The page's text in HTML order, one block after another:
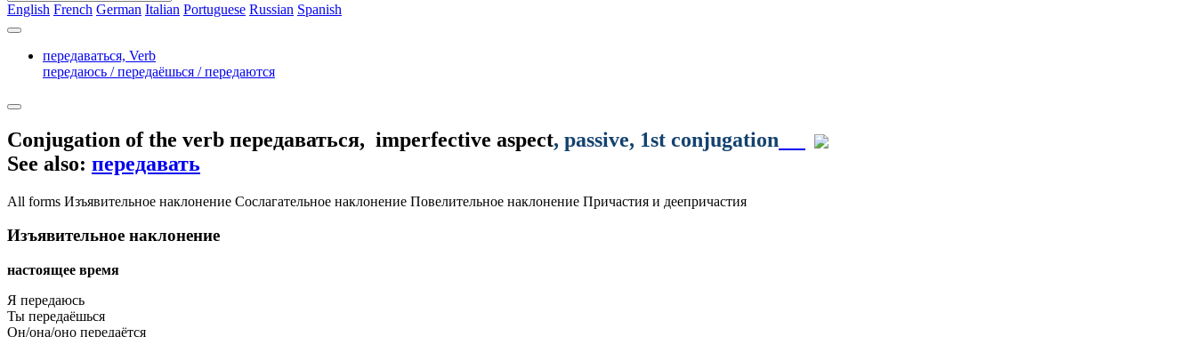
English French German Italian Portuguese Russian Spanish
передаваться, Verb
передаюсь / передаёшься / передаются
Conjugation of the verb передаваться, imperfective aspect, passive, 1st conjugation
See also: передавать
All forms Изъявительное наклонение Сослагательное наклонение Повелительное наклонение Причастия и деепричастия
Изъявительное наклонение
настоящее время
Я передаюсь
Ты передаёшься
Он/она/оно передаётся